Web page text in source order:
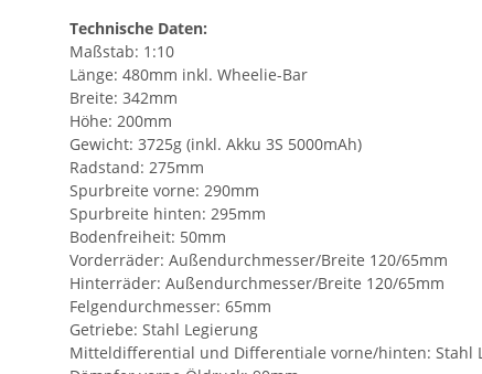
Technische Daten:
Maßstab: 1:10
Länge: 480mm inkl. Wheelie-Bar
Breite: 342mm
Höhe: 200mm
Gewicht: 3725g (inkl. Akku 3S 5000mAh)
Radstand: 275mm
Spurbreite vorne: 290mm
Spurbreite hinten: 295mm
Bodenfreiheit: 50mm
Vorderräder: Außendurchmesser/Breite 120/65mm
Hinterräder: Außendurchmesser/Breite 120/65mm
Felgendurchmesser: 65mm
Getriebe: Stahl Legierung
Mitteldifferential und Differentiale vorne/hinten: Stahl